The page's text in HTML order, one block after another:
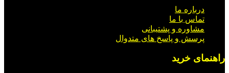
درباره ما
تماس با ما
مشاوره و پشتیبانی
پرسش و پاسخ های متدوال
راهنمای خرید